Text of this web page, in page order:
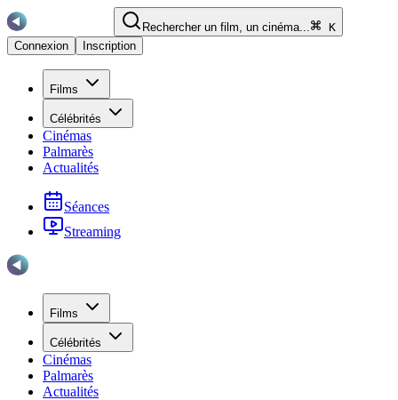
Rechercher un film, un cinéma...
K
Connexion
Inscription
Films
Célébrités
Cinémas
Palmarès
Actualités
Séances
Streaming
Films
Célébrités
Cinémas
Palmarès
Actualités